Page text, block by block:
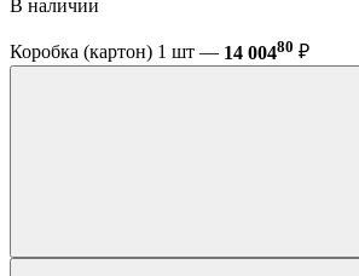
В наличии
Коробка (картон) 1 шт — 14 00480 ₽